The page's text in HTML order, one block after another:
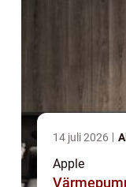
14 juli 2026
Apple